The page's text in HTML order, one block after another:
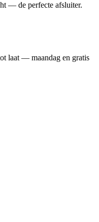
— de perfecte afsluiter.
laat — maandag en gratis